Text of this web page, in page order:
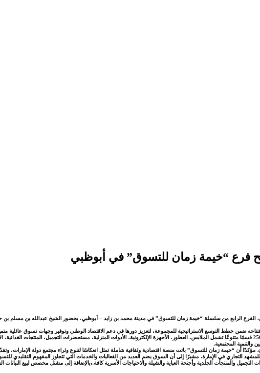
الفرع الرابع من سلسلة “خيمة زمان للتسوق” في مدينة محمد بن زايد – أبوظبي، بحضور الشيخ عبدالله بن مسلم
ضمن خطط التوسع الاستراتيجية للمجموعة، لتعزيز دورها في دعم الاقتصاد الوطني وتوفير وجهات تسوق عائلية
ويمتد المركز الجديد على مساحة تتجاوز 25 ألف قدم مربع، موزعة على ثلاثة طوابق، ويضم 250 قسمًا متنوعًا تشمل الملابس، العطور، الأجهزة الإلكترونية، الأدوات المنزلية،
أن “خيمة زمان للتسوق” باتت منصة اقتصادية وثقافية شاملة تمثل انعكاسًا لتنوع وثراء مجتمع دولة الإمارات،
في الإمارة، مشيرًا إلى أن السوق يضم العديد من الفعاليات والخدمات التي تتجاوز المفهوم التقليدي
والمنتجات الجلدية وأجنحة العباية والشيلة والاحتياجات الأسرية كافة.،بالإضافة إلى مشتل مخصص لبيع النباتات